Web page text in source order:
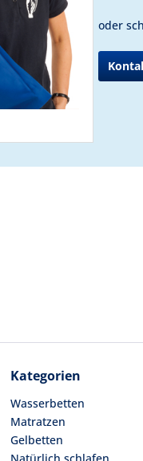
oder
Kategorien
Wasserbetten
Matratzen
Gelbetten